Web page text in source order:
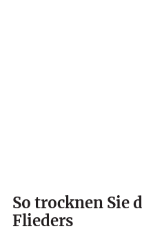
So trocknen Sie
Flieders